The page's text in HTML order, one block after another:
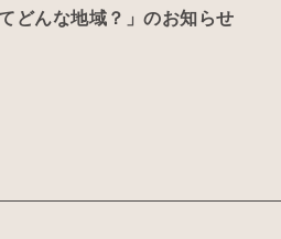
どんな地域？」のお知らせ